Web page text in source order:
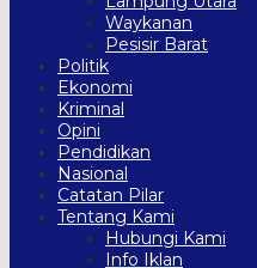
Waykanan
Pesisir Barat
Politik
Ekonomi
Kriminal
Opini
Pendidikan
Nasional
Catatan Pilar
Tentang Kami
Hubungi Kami
Info Iklan